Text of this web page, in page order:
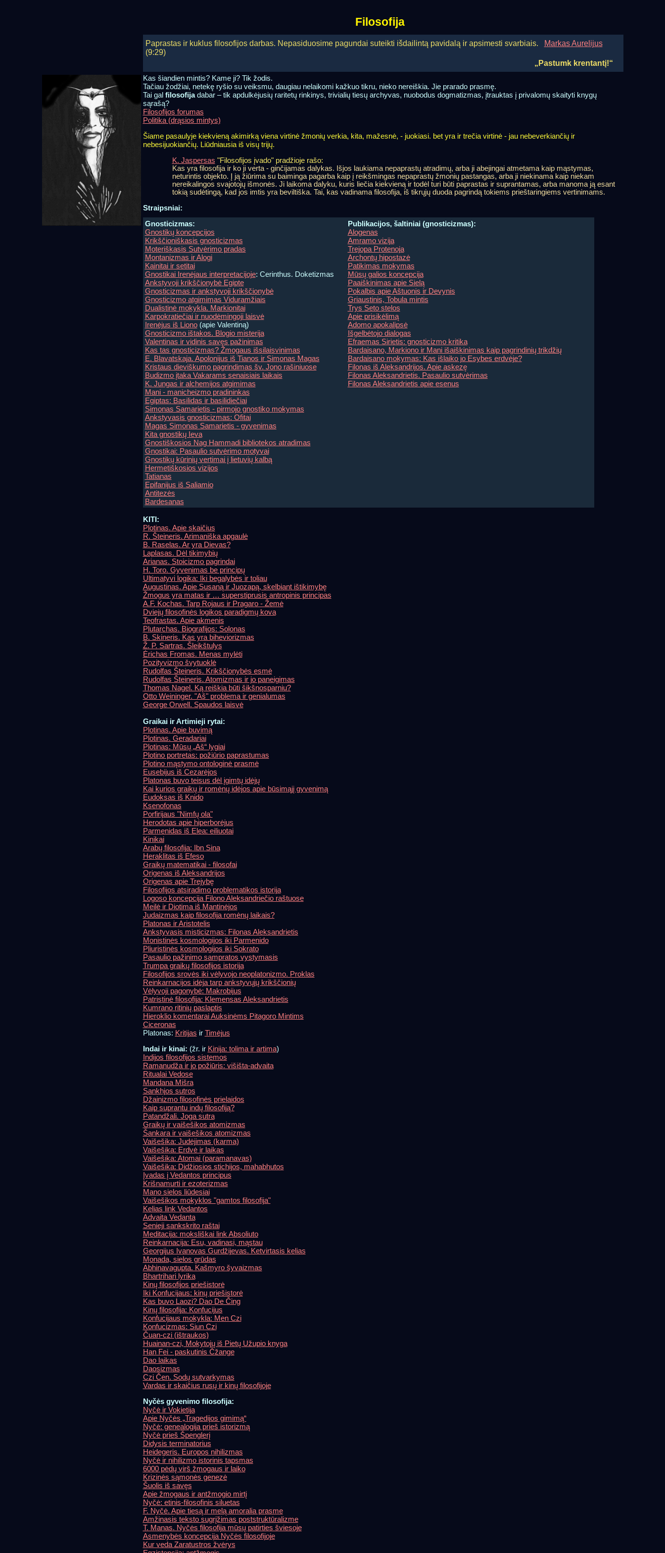
Filosofija
Paprastas ir kuklus filosofijos darbas. Nepasiduosime pagundai suteikti išdailintą pavidalą ir apsimesti svarbiais.
Markas Aurelijus
(9:29)
„Pastumk krentantį!“
Kas šiandien mintis? Kame ji? Tik žodis.
Tačiau žodžiai, netekę ryšio su veiksmu, daugiau nelaikomi kažkuo tikru, nieko nereiškia. Jie prarado prasmę.
Tai gal filosofijadabar – tik apdulkėjusių raritetų rinkinys, trivialių tiesų archyvas, nuobodus dogmatizmas, įtrauktas į privalomų skaityti knygų
sąrašą?
Filosofijos forumas
Politika (drąsios mintys)
Šiame pasaulyje kiekvieną akimirką viena virtinė žmonių verkia, kita, mažesnė, - juokiasi. bet yra ir trečia virtinė - jau nebeverkiančių ir
nebesijuokiančių. Liūdniausia iš visų trijų.
K. Jaspersas "Filosofijos įvado" pradžioje rašo:
Kas yra filosofija ir ko ji verta - ginčijamas dalykas. Išjos laukiama nepaprastų atradimų, arba ji abejingai atmetama kaip mąstymas,
neturintis objekto. Į ją žiūrima su baiminga pagarba kaip į reikšmingas nepaprastų žmonių pastangas, arba ji niekinama kaip niekam
nereikalingos svajotojų išmonės. Ji laikoma dalyku, kuris liečia kiekvieną ir todėl turi būti paprastas ir suprantamas, arba manoma ją esant
tokią sudėtingą, kad jos imtis yra beviltiška. Tai, kas vadinama filosofija, iš tikrųjų duoda pagrindą tokiems prieštaringiems vertinimams.
Straipsniai:
Gnosticizmas:
Gnostikų koncepcijos
Krikščioniškasis gnosticizmas
Moteriškasis Sutvėrimo pradas
Montanizmas ir Alogi
Kainitai ir setitai
Gnostikai Irenėjaus interpretacijoje: Cerinthus. Doketizmas
Ankstyvoji krikščionybė Egipte
Gnosticizmas ir ankstyvoji krikščionybė
Gnosticizmo atgimimas Viduramžiais
Dualistinė mokykla. Markionitai
Karpokratiečiai ir nuodėmingoji laisvė
Irenėjus iš Liono(apie Valentiną)
Gnosticizmo ištakos. Blogio misterija
Valentinas ir vidinis savęs pažinimas
Kas tas gnosticizmas? Žmogaus išsilaisvinimas
E. Blavatskaja. Apolonijus iš Tianos ir Simonas Magas
Kristaus dieviškumo pagrindimas šv. Jono rašiniuose
Budizmo įtaka Vakarams senaisiais laikais
K. Jungas ir alchemijos atgimimas
Mani - manicheizmo pradininkas
Egiptas: Basilidas ir basilidiečiai
Simonas Samarietis - pirmojo gnostiko mokymas
Ankstyvasis gnosticizmas: Ofitai
Magas Simonas Samarietis - gyvenimas
Kita gnostikų Ieva
Gnostiškosios Nag Hammadi bibliotekos atradimas
Gnostikai: Pasaulio sutvėrimo motyvai
Gnostikų kūrinių vertimai į lietuvių kalbą
Hermetiškosios vizijos
Tatianas
Epifanijus iš Saliamio
Antitezės
Bardesanas
Publikacijos, šaltiniai (gnosticizmas):
Alogenas
Amramo vizija
Trejopa Protenoja
Archontų hipostazė
Patikimas mokymas
Mūsų galios koncepcija
Paaiškinimas apie Sielą
Pokalbis apie Aštuonis ir Devynis
Griaustinis, Tobula mintis
Trys Seto stelos
Apie prisikėlimą
Adomo apokalipsė
Išgelbėtojo dialogas
Efraemas Sirietis: gnosticizmo kritika
Bardaisano, Markiono ir Mani išaiškinimas kaip pagrindinių trikdžių
Bardaisano mokymas: Kas išlaiko jo Esybes erdvėje?
Filonas iš Aleksandrijos. Apie askezę
Filonas Aleksandrietis. Pasaulio sutvėrimas
Filonas Aleksandrietis apie esenus
KITI:
Plotinas. Apie skaičius
R. Šteineris. Arimaniška apgaulė
B. Raselas. Ar yra Dievas?
Laplasas. Dėl tikimybių
Arianas. Stoicizmo pagrindai
H. Toro. Gyvenimas be principų
Ultimatyvi logika: Iki begalybės ir toliau
Augustinas. Apie Susaną ir Juozapą, skelbiant ištikimybę
Žmogus yra matas ir … superstiprusis antropinis principas
A.F. Kochas. Tarp Rojaus ir Pragaro - Žemė
Dviejų filosofinės logikos paradigmų kova
Teofrastas. Apie akmenis
Plutarchas. Biografijos: Solonas
B. Skineris. Kas yra biheviorizmas
Ž. P. Sartras. Šleikštulys
Ėrichas Fromas. Menas mylėti
Pozityvizmo švytuoklė
Rudolfas Šteineris. Krikščionybės esmė
Rudolfas Šteineris. Atomizmas ir jo paneigimas
Thomas Nagel. Ką reiškia būti šikšnosparniu?
Otto Weininger. "Aš" problema ir genialumas
George Orwell. Spaudos laisvė
Graikai ir Artimieji rytai:
Plotinas. Apie buvimą
Plotinas. Geradariai
Plotinas: Mūsų „Aš“ lygiai
Plotino portretas: požiūrio paprastumas
Plotino mąstymo ontologinė prasmė
Eusebijus iš Cezarėjos
Platonas buvo teisus dėl įgimtų idėjų
Kai kurios graikų ir romėnų idėjos apie būsimąjį gyvenimą
Eudoksas iš Knido
Ksenofonas
Porfirijaus "Nimfų ola"
Herodotas apie hiperborėjus
Parmenidas iš Elea: eiliuotai
Kinikai
Arabų filosofija: Ibn Sina
Heraklitas iš Efeso
Graikų matematikai - filosofai
Origenas iš Aleksandrijos
Origenas apie Trejybę
Filosofijos atsiradimo problematikos istorija
Logoso koncepcija Filono Aleksandriečio raštuose
Meilė ir Diotima iš Mantinėjos
Judaizmas kaip filosofija romėnų laikais?
Platonas ir Aristotelis
Ankstyvasis misticizmas: Filonas Aleksandrietis
Monistinės kosmologijos iki Parmenido
Pliuristinės kosmologijos iki Sokrato
Pasaulio pažinimo sampratos vystymasis
Trumpa graikų filosofijos istorija
Filosofijos srovės iki vėlyvojo neoplatonizmo. Proklas
Reinkarnacijos idėja tarp ankstyvųjų krikščionių
Vėlyvoji pagonybė: Makrobijus
Patristinė filosofija: Klemensas Aleksandrietis
Kumrano ritinių paslaptis
Hieroklio komentarai Auksinėms Pitagoro Mintims
Ciceronas
Platonas: Kritijas ir Timėjus
Indai ir kinai: (žr. ir Kinija: tolima ir artima)
Indijos filosofijos sistemos
Ramanudža ir jo požiūris: višišta-advaita
Ritualai Vedose
Mandana Mišra
Sankhjos sutros
Džainizmo filosofinės prielaidos
Kaip suprantu indų filosofiją?
Patandžali. Joga sutra
Graikų ir vaišešikos atomizmas
Šankara ir vaišešikos atomizmas
Vaišešika: Judėjimas (karma)
Vaišešika: Erdvė ir laikas
Vaišešika: Atomai (paramanavas)
Vaišešika: Didžiosios stichijos, mahabhutos
Įvadas į Vedantos principus
Krišnamurti ir ezoterizmas
Mano sielos liūdesiai
Vaišešikos mokyklos "gamtos filosofija"
Kelias link Vedantos
Advaita Vedanta
Senieji sankskrito raštai
Meditacija: moksliškai link Absoliuto
Reinkarnacija: Esu, vadinasi, mąstau
Georgijus Ivanovas Gurdžijevas. Ketvirtasis kelias
Monada, sielos grūdas
Abhinavagupta. Kašmyro šyvaizmas
Bhartrihari lyrika
Kinų filosofijos priešistorė
Iki Konfucijaus: kinų priešistorė
Kas buvo Laozi? Dao De Čing
Kinų filosofija: Konfucijus
Konfucijaus mokykla: Men Czi
Konfucizmas: Siun Czi
Čuan-czi (ištraukos)
Huainan-czi, Mokytojų iš Pietų Užupio knyga
Han Fei - paskutinis Čžange
Dao laikas
Daosizmas
Czi Čen. Sodų sutvarkymas
Vardas ir skaičius rusų ir kinų filosofijoje
Nyčės gyvenimo filosofija:
Nyčė ir Vokietija
Apie Nyčės „Tragedijos gimimą“
Nyčė: genealogija prieš istorizmą
Nyčė prieš Špenglerį
Didysis terminatorius
Heidegeris. Europos nihilizmas
Nyčė ir nihilizmo istorinis tapsmas
6000 pėdų virš žmogaus ir laiko
Krizinės sąmonės genezė
Šuolis iš savęs
Apie žmogaus ir antžmogio mirtį
Nyčė: etinis-filosofinis siluetas
F. Nyčė. Apie tiesą ir melą amoralia prasme
Amžinasis teksto sugrįžimas poststruktūralizme
T. Manas. Nyčės filosofija mūsų patirties šviesoje
Asmenybės koncepcija Nyčės filosofijoje
Kur veda Zaratustros žvėrys